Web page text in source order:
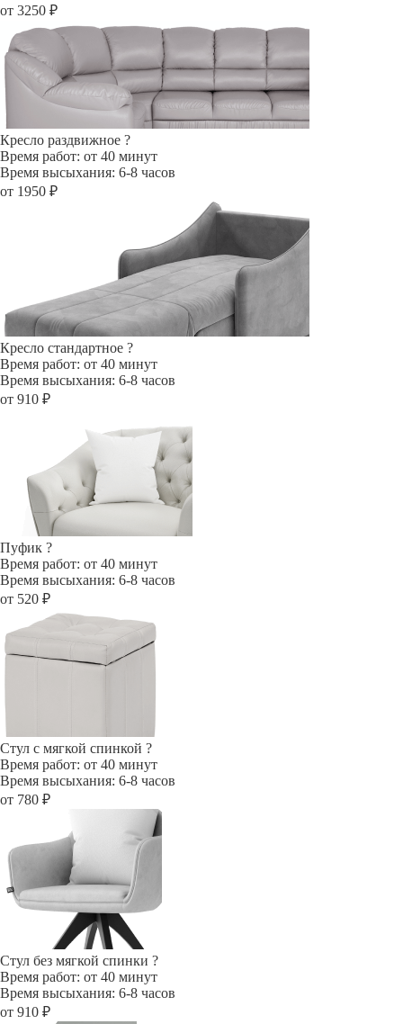
от 3250 ₽
Кресло раздвижное ?
Время работ: от 40 минут
Время высыхания: 6-8 часов
от 1950 ₽
Кресло стандартное ?
Время работ: от 40 минут
Время высыхания: 6-8 часов
от 910 ₽
Пуфик ?
Время работ: от 40 минут
Время высыхания: 6-8 часов
от 520 ₽
Стул с мягкой спинкой ?
Время работ: от 40 минут
Время высыхания: 6-8 часов
от 780 ₽
Стул без мягкой спинки ?
Время работ: от 40 минут
Время высыхания: 6-8 часов
от 910 ₽